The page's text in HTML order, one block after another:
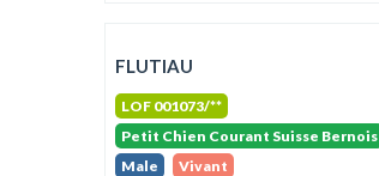
FLUTIAU
LOF 001073/**
Petit Chien Courant Suisse Bernois
Male
Vivant